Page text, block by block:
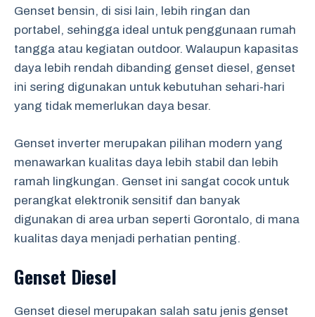
Genset bensin, di sisi lain, lebih ringan dan
portabel, sehingga ideal untuk penggunaan rumah
tangga atau kegiatan outdoor. Walaupun kapasitas
daya lebih rendah dibanding genset diesel, genset
ini sering digunakan untuk kebutuhan sehari-hari
yang tidak memerlukan daya besar.
Genset inverter merupakan pilihan modern yang
menawarkan kualitas daya lebih stabil dan lebih
ramah lingkungan. Genset ini sangat cocok untuk
perangkat elektronik sensitif dan banyak
digunakan di area urban seperti Gorontalo, di mana
kualitas daya menjadi perhatian penting.
Genset Diesel
Genset diesel merupakan salah satu jenis genset